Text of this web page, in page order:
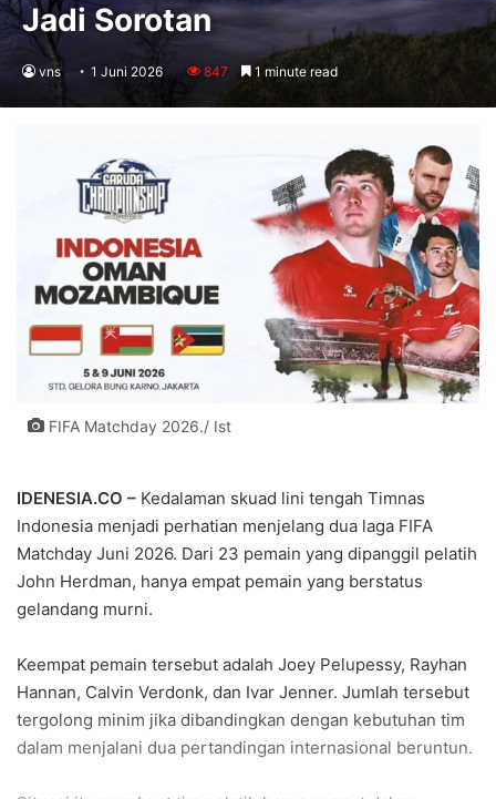
Jadi Sorotan
vns 1 Juni 2026 847 1 minute read
FIFA Matchday 2026./ Ist
IDENESIA.CO – Kedalaman skuad lini tengah Timnas
Indonesia menjadi perhatian menjelang dua laga FIFA
Matchday Juni 2026. Dari 23 pemain yang dipanggil pelatih
John Herdman, hanya empat pemain yang berstatus
gelandang murni.
Keempat pemain tersebut adalah Joey Pelupessy, Rayhan
Hannan, Calvin Verdonk, dan Ivar Jenner. Jumlah tersebut
tergolong minim jika dibandingkan dengan kebutuhan tim
dalam menjalani dua pertandingan internasional beruntun.